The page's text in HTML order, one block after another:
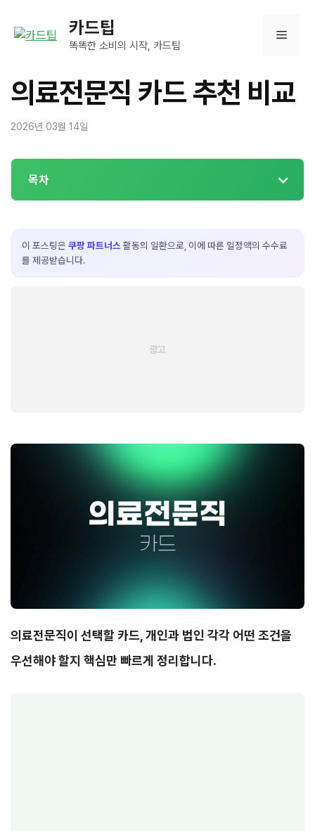
카드팁
똑똑한 소비의 시작, 카드팁
메
의료전문직 카드 추천 비교
2026년 03월 14일
목차
이 포스팅은 쿠팡 파트너스 활동의 일환으로, 이에 따른 일정액의 수수료
를 제공받습니다.
의료전문직이 선택할 카드, 개인과 법인 각각 어떤 조건을
우선해야 할지 핵심만 빠르게 정리합니다.